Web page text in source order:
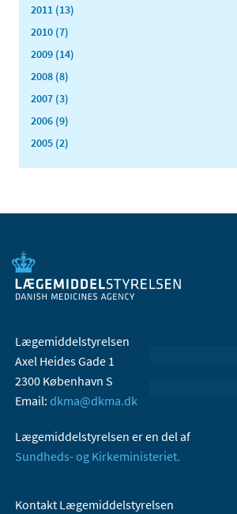
2011 (13)
2010 (7)
2009 (14)
2008 (8)
2007 (3)
2006 (9)
2005 (2)
Lægemiddelstyrelsen
Axel Heides Gade 1
2300 København S
Email: dkma@dkma.dk
Lægemiddelstyrelsen er en del af
Sundheds- og Kirkeministeriet.
Kontakt Lægemiddelstyrelsen